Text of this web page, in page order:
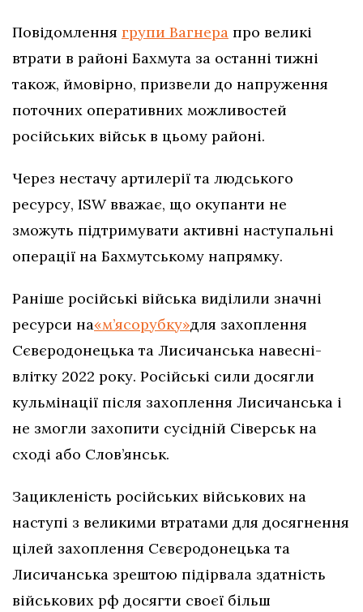
Повідомлення групи Вагнера про великі
втрати в районі Бахмута за останні тижні
також, ймовірно, призвели до напруження
поточних оперативних можливостей
російських військ в цьому районі.
Через нестачу артилерії та людського
ресурсу, ISW вважає, що окупанти не
зможуть підтримувати активні наступальні
операції на Бахмутському напрямку.
Раніше російські війська виділили значні
ресурси на«м’ясорубку»для захоплення
Сєвєродонецька та Лисичанська навесні-
влітку 2022 року. Російські сили досягли
кульмінації після захоплення Лисичанська і
не змогли захопити сусідній Сіверськ на
сході або Слов’янськ.
Зацикленість російських військових на
наступі з великими втратами для досягнення
цілей захоплення Сєвєродонецька та
Лисичанська зрештою підірвала здатність
військових рф досягти своєї більш